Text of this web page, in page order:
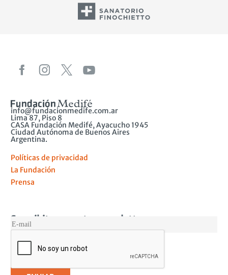
info@fundacionmedife.com.ar
Lima 87, Piso 8
CASA Fundación Medifé, Ayacucho 1945
Ciudad Autónoma de Buenos Aires
Argentina.
Políticas de privacidad
La Fundación
Prensa
Suscribite a nuestro newsletter